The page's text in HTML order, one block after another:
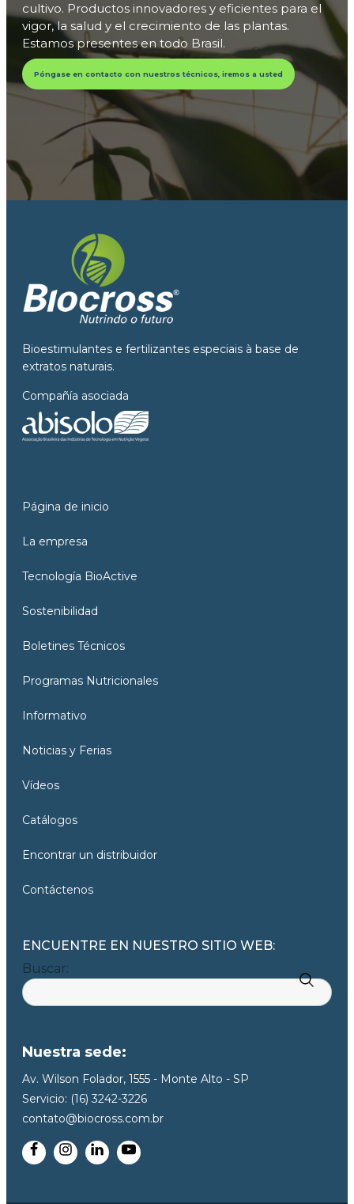
cultivo. Productos innovadores y eficientes para el
vigor, la salud y el crecimiento de las plantas.
Estamos presentes en todo Brasil.
Póngase en contacto con nuestros técnicos, iremos a usted
Bioestimulantes e fertilizantes especiais à base de
extratos naturais.
Compañía asociada
Página de inicio
La empresa
Tecnología BioActive
Sostenibilidad
Boletines Técnicos
Programas Nutricionales
Informativo
Noticias y Ferias
Vídeos
Catálogos
Encontrar un distribuidor
Contáctenos
ENCUENTRE EN NUESTRO SITIO WEB:
Buscar:
Nuestra sede:
Av. Wilson Folador, 1555 - Monte Alto - SP
Servicio: (16) 3242-3226
contato@biocross.com.br